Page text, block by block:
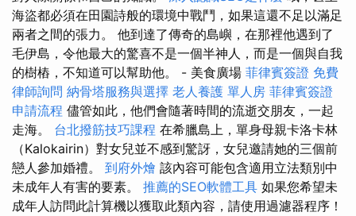
海盜都必須在田園詩般的環境中戰鬥，如果這還不足以滿足
兩者之間的張力。 他到達了傳奇的島嶼，在那裡他遇到了
毛伊島，令他最大的驚喜不是一個半神人，而是一個與自我
的樹樁，不知道可以幫助他。 - 美食廣場 菲律賓簽證 免費
律師詢問 納骨塔服務與選擇 老人養護 單人房 菲律賓簽證
申請流程 儘管如此，他們會隨著時間的流逝交朋友，一起
走海。 台北撥筋技巧課程 在希臘島上，單身母親卡洛卡林
（Kalokairin）對女兒並不感到驚訝，女兒邀請她的三個前
戀人參加婚禮。 到府外燴 該內容可能包含適用立法類別中
未成年人有害的要素。 推薦的SEO軟體工具 如果您希望未
成年人訪問此計算機以獲取此類內容，請使用過濾器程序！